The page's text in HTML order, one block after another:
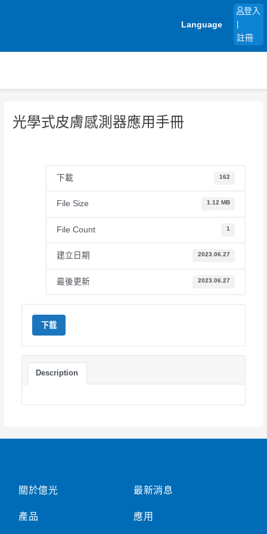
Language
登入
註冊
光學式皮膚感測器應用手冊
下載 162
File Size 1.12 MB
File Count 1
建立日期 2023.06.27
最後更新 2023.06.27
下載
Description
關於億光
產品
最新消息
應用